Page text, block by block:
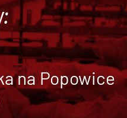
na Popowice